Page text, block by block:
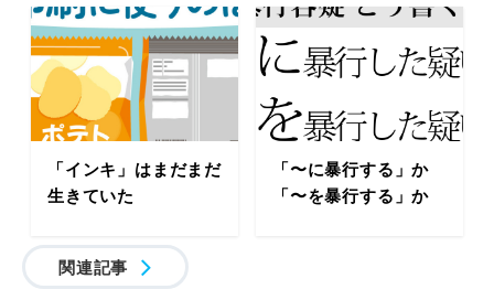
「インキ」はまだまだ
生きていた
「〜に暴行する」か
「〜を暴行する」か
関連記事